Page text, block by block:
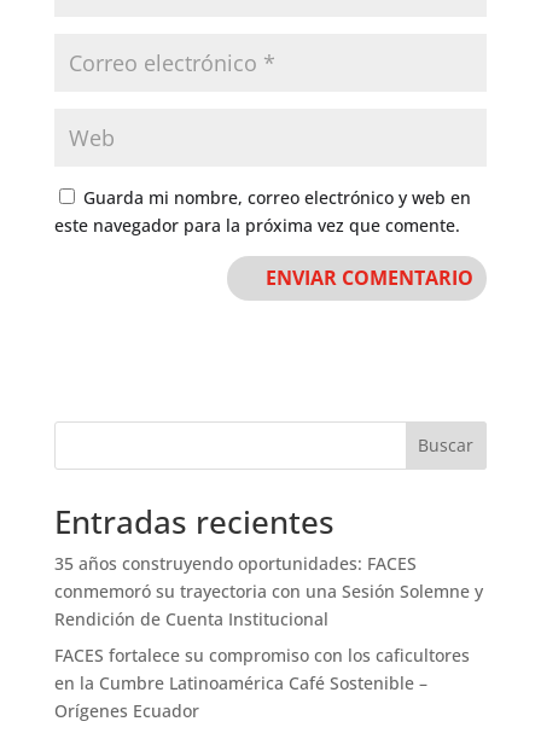
Guarda mi nombre, correo electrónico y web en
este navegador para la próxima vez que comente.
Buscar
Entradas recientes
35 años construyendo oportunidades: FACES
conmemoró su trayectoria con una Sesión Solemne y
Rendición de Cuenta Institucional
FACES fortalece su compromiso con los caficultores
en la Cumbre Latinoamérica Café Sostenible –
Orígenes Ecuador